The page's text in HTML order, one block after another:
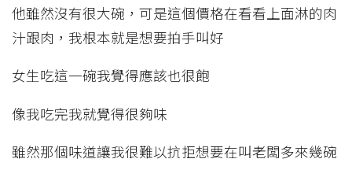
他雖然沒有很大碗，可是這個價格在看看上面淋的肉
汁跟肉，我根本就是想要拍手叫好
女生吃這一碗我覺得應該也很飽
像我吃完我就覺得很夠味
雖然那個味道讓我很難以抗拒想要在叫老闆多來幾碗